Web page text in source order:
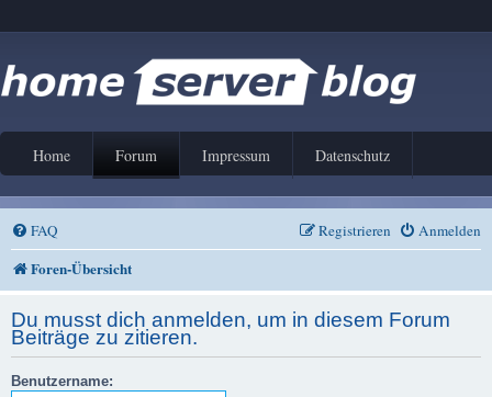
Home Forum Impressum Datenschutz
FAQ Anmelden
Registrieren
Foren-Übersicht
Du musst dich anmelden, um in diesem Forum
Beiträge zu zitieren.
Benutzername: